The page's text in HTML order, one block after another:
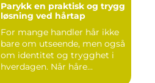
Parykk en praktisk og trygg
løsning ved hårtap
For mange handler hår ikke
bare om utseende, men også
om identitet og trygghet i
hverdagen. Når håre...